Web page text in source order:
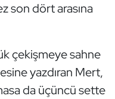
son dört arasına
çekişmeye sahne
yazdıran Mert,
da üçüncü sette